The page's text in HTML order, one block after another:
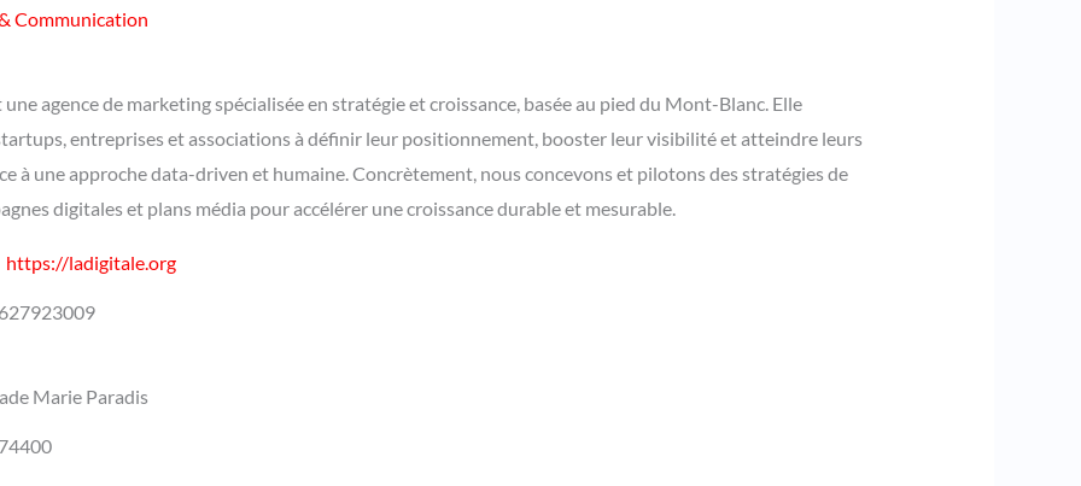
Communication
agence de marketing spécialisée en stratégie et croissance, basée au pied du Mont-Blanc. Elle
entreprises et associations à définir leur positionnement, booster leur visibilité et atteindre leurs
à une approche data-driven et humaine. Concrètement, nous concevons et pilotons des stratégies de
digitales et plans média pour accélérer une croissance durable et mesurable.
https://ladigitale.org
Marie Paradis
74400